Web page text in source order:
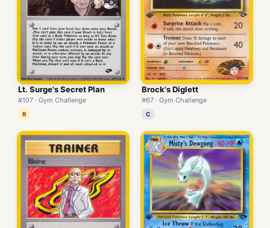
Lt. Surge's Secret Plan
#107 · Gym Challenge
R
Brock's Diglett
#67 · Gym Challenge
C